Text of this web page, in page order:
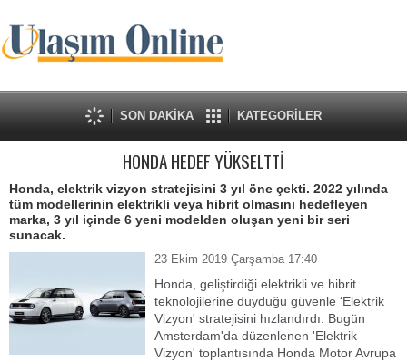
SON DAKİKA KATEGORİLER
HONDA HEDEF YÜKSELTTİ
Honda, elektrik vizyon stratejisini 3 yıl öne çekti. 2022 yılında
tüm modellerinin elektrikli veya hibrit olmasını hedefleyen
marka, 3 yıl içinde 6 yeni modelden oluşan yeni bir seri
sunacak.
23 Ekim 2019 Çarşamba 17:40
Honda, geliştirdiği elektrikli ve hibrit
teknolojilerine duyduğu güvenle ‘Elektrik
Vizyon' stratejisini hızlandırdı. Bugün
Amsterdam'da düzenlenen 'Elektrik
Vizyon' toplantısında Honda Motor Avrupa